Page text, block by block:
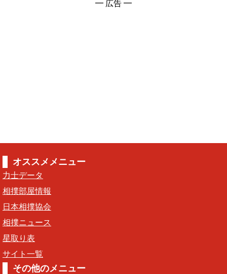
━ 広告 ━
オススメメニュー
力士データ
相撲部屋情報
日本相撲協会
相撲ニュース
星取り表
サイト一覧
その他のメニュー